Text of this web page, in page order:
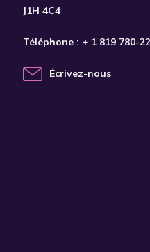
J1H 4C4
Téléphone : + 1 819 780-
Écrivez-nous